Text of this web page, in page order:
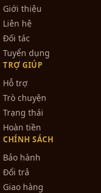
Giới thiệu
Liên hệ
Đối tác
Tuyển dụng
TRỢ GIÚP
Hỗ trợ
Trò chuyện
Trạng thái
Hoàn tiền
CHÍNH SÁCH
Bảo hành
Đổi trả
Giao hàng